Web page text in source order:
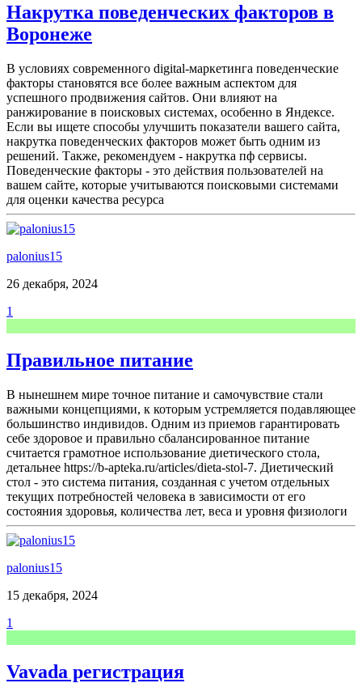
Накрутка поведенческих факторов в
Воронеже
В условиях современного digital-маркетинга поведенческие
факторы становятся все более важным аспектом для
успешного продвижения сайтов. Они влияют на
ранжирование в поисковых системах, особенно в Яндексе.
Если вы ищете способы улучшить показатели вашего сайта,
накрутка поведенческих факторов может быть одним из
решений. Также, рекомендуем - накрутка пф сервисы.
Поведенческие факторы - это действия пользователей на
вашем сайте, которые учитываются поисковыми системами
для оценки качества ресурса
palonius15
26 декабря, 2024
1
Правильное питание
В нынешнем мире точное питание и самочувствие стали
важными концепциями, к которым устремляется подавляющее
большинство индивидов. Одним из приемов гарантировать
себе здоровое и правильно сбалансированное питание
считается грамотное использование диетического стола,
детальнее https://b-apteka.ru/articles/dieta-stol-7. Диетический
стол - это система питания, созданная с учетом отдельных
текущих потребностей человека в зависимости от его
состояния здоровья, количества лет, веса и уровня физиологи
palonius15
15 декабря, 2024
1
Vavada регистрация